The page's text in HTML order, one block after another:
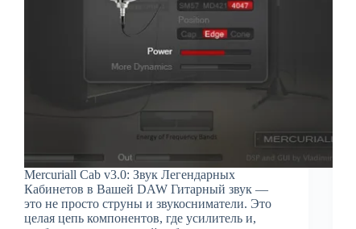
Mercuriall Cab v3.0: Звук Легендарных
Кабинетов в Вашей DAW Гитарный звук —
это не просто струны и звукосниматели. Это
целая цепь компонентов, где усилитель и,